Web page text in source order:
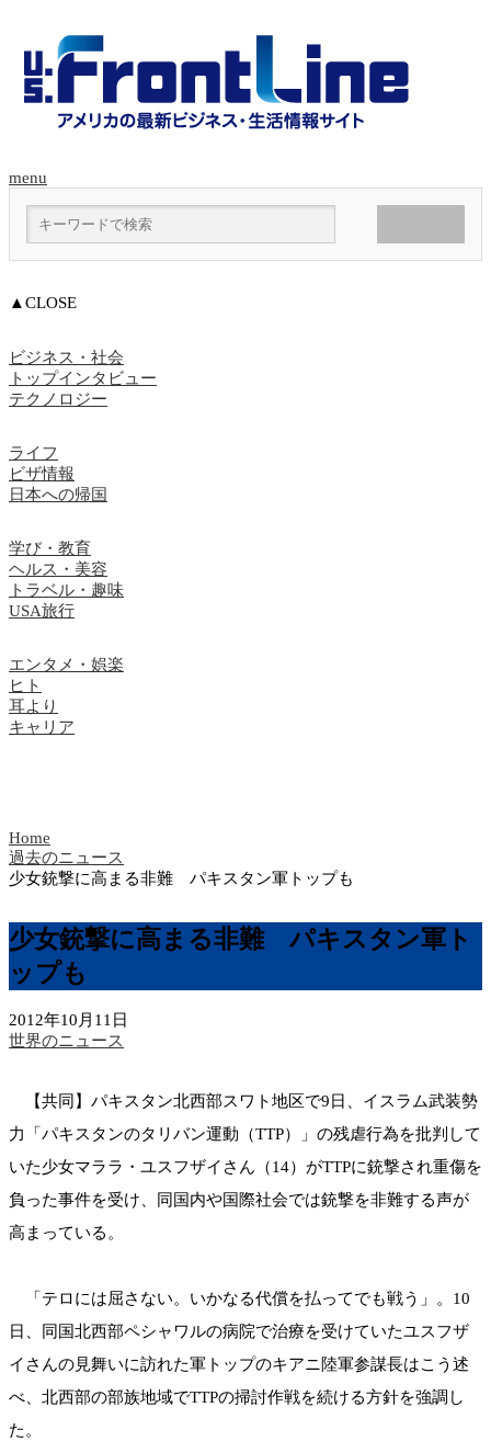
menu
▲CLOSE
ビジネス・社会
トップインタビュー
テクノロジー
ライフ
ビザ情報
日本への帰国
学び・教育
ヘルス・美容
トラベル・趣味
USA旅行
エンタメ・娯楽
ヒト
耳より
キャリア
Home
過去のニュース
少女銃撃に高まる非難 パキスタン軍トップも
少女銃撃に高まる非難 パキスタン軍ト
ップも
2012年10月11日
世界のニュース
【共同】パキスタン北西部スワト地区で9日、イスラム武装勢
力「パキスタンのタリバン運動（TTP）」の残虐行為を批判して
いた少女マララ・ユスフザイさん（14）がTTPに銃撃され重傷を
負った事件を受け、同国内や国際社会では銃撃を非難する声が
高まっている。
「テロには屈さない。いかなる代償を払ってでも戦う」。10
日、同国北西部ペシャワルの病院で治療を受けていたユスフザ
イさんの見舞いに訪れた軍トップのキアニ陸軍参謀長はこう述
べ、北西部の部族地域でTTPの掃討作戦を続ける方針を強調し
た。